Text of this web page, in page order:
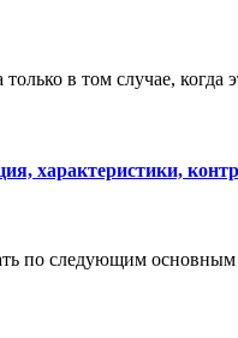
в том случае,
характеристики,
по следующим